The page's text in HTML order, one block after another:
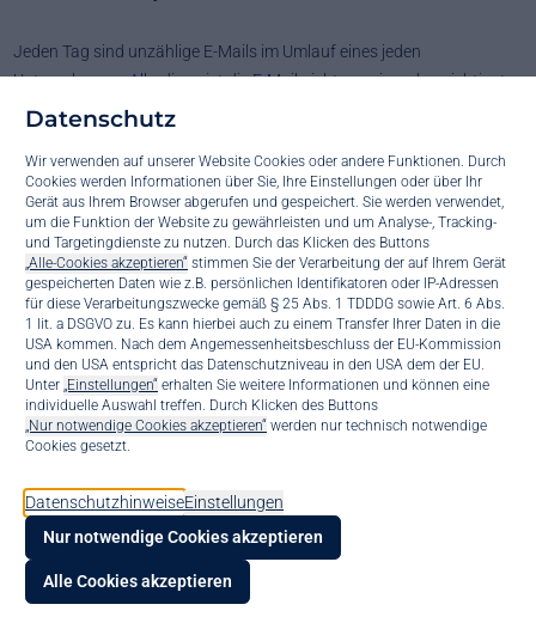
Datenschutz
Wir verwenden auf unserer Website Cookies oder andere Funktionen. Durch
Cookies werden Informationen über Sie, Ihre Einstellungen oder über Ihr
Gerät aus Ihrem Browser abgerufen und gespeichert. Sie werden verwendet,
um die Funktion der Website zu gewährleisten und um Analyse-, Tracking-
und Targetingdienste zu nutzen. Durch das Klicken des Buttons
„Alle-Cookies akzeptieren“ stimmen Sie der Verarbeitung der auf Ihrem Gerät
gespeicherten Daten wie z.B. persönlichen Identifikatoren oder IP-Adressen
für diese Verarbeitungszwecke gemäß § 25 Abs. 1 TDDDG sowie Art. 6 Abs.
1 lit. a DSGVO zu. Es kann hierbei auch zu einem Transfer Ihrer Daten in die
USA kommen. Nach dem Angemessenheitsbeschluss der EU-Kommission
und den USA entspricht das Datenschutzniveau in den USA dem der EU.
Unter „Einstellungen“ erhalten Sie weitere Informationen und können eine
individuelle Auswahl treffen. Durch Klicken des Buttons
„Nur notwendige Cookies akzeptieren“ werden nur technisch notwendige
Cookies gesetzt.
DatenschutzhinweiseEinstellungen
Nur notwendige Cookies akzeptieren
Alle Cookies akzeptieren
Jeden Tag sind unzählige E-Mails im Umlauf eines jeden
Unternehmens. Allerdings ist die E-Mail nicht nur einer der wichtigsten
Kommunikationsmittel, sondern auch eines der umfangreichsten
umso wichtiger, dieses Datenarchiv dementsprechend abzusichern.
Wie das funktioniert? Erfahren Sie mehr in unserem Blog.
Eine E-Mail-Archivierung, ist ein automatischer Prozess, der
Unternehmen vor Datenverlust schützen kann. Des Weiteren ist jedes
Unternehmen in Deutschland sogar dazu verpflichtet, den digitalen
Schriftverkehr über einen bestimmten Zeitraum im Archiv
abzusichern. Grund dafür ist die Offenlegungspflicht bei rechtlichen
Verfahren. Herkömmliche Backups reichen demnach nicht aus, da
diese zwar einen Datenverlust vermeiden, jedoch keine
rechtskonforme Archivierung darstellen. In einem Backup ist es
möglich, E-Mails verschwinden zu lassen. Eine Archivierung deckt
Neben der Pflicht zur Archivierung, bringt diese Automatisierung
natürlich auch einige Vorteile für Unternehmen mit sich. Wir haben
Ihnen die wichtigsten Vorteile einer E-Mail-Archivierung
zusammengefasst: